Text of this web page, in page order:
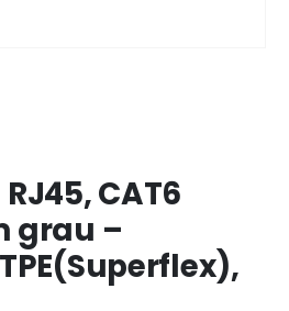
CAT6
grau –